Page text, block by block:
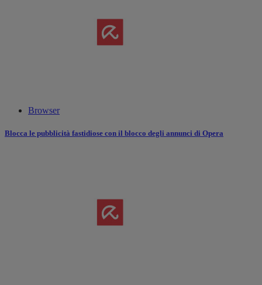
Browser
Blocca le pubblicità fastidiose con il blocco degli annunci di Opera